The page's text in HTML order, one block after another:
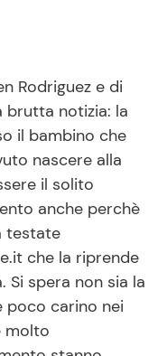
dal mondo
e Ricette
di Cucina
Rodriguez e di
brutta notizia: la
il bambino che
nascere alla
il solito
anche perchè
testate
che la riprende
Si spera non sia la
carino nei
molto